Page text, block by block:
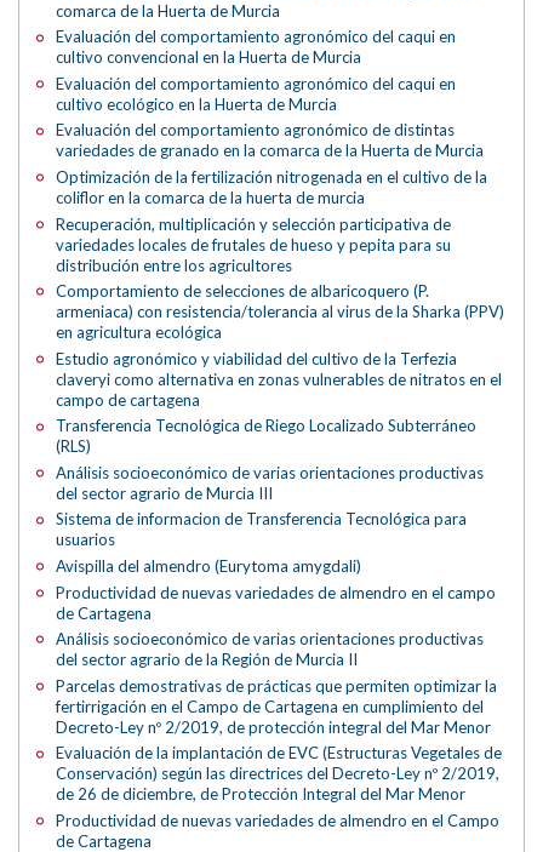
comarca de la Huerta de Murcia
Evaluación del comportamiento agronómico del caqui en
cultivo convencional en la Huerta de Murcia
Evaluación del comportamiento agronómico del caqui en
cultivo ecológico en la Huerta de Murcia
Evaluación del comportamiento agronómico de distintas
variedades de granado en la comarca de la Huerta de Murcia
Optimización de la fertilización nitrogenada en el cultivo de la
coliflor en la comarca de la huerta de murcia
Recuperación, multiplicación y selección participativa de
variedades locales de frutales de hueso y pepita para su
distribución entre los agricultores
Comportamiento de selecciones de albaricoquero (P.
armeniaca) con resistencia/tolerancia al virus de la Sharka (PPV)
en agricultura ecológica
Estudio agronómico y viabilidad del cultivo de la Terfezia
claveryi como alternativa en zonas vulnerables de nitratos en el
campo de cartagena
Transferencia Tecnológica de Riego Localizado Subterráneo
(RLS)
Análisis socioeconómico de varias orientaciones productivas
del sector agrario de Murcia III
Sistema de informacion de Transferencia Tecnológica para
usuarios
Avispilla del almendro (Eurytoma amygdali)
Productividad de nuevas variedades de almendro en el campo
de Cartagena
Análisis socioeconómico de varias orientaciones productivas
del sector agrario de la Región de Murcia II
Parcelas demostrativas de prácticas que permiten optimizar la
fertirrigación en el Campo de Cartagena en cumplimiento del
Decreto-Ley nº 2/2019, de protección integral del Mar Menor
Evaluación de la implantación de EVC (Estructuras Vegetales de
Conservación) según las directrices del Decreto-Ley nº 2/2019,
de 26 de diciembre, de Protección Integral del Mar Menor
Productividad de nuevas variedades de almendro en el Campo
de Cartagena